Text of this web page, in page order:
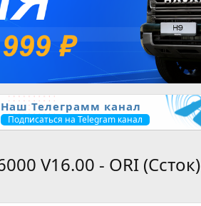
Наш Телеграмм канал
Подписаться на Telegram канал
V16.00 - ORI (Cсток)